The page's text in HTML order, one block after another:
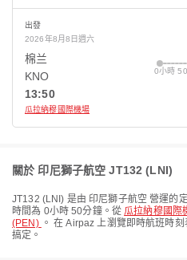
出發
2026年8月8日週六
棉兰
KNO
13:50
瓜拉納穆國際機場
0小時
關於 印尼獅子航空 JT132 (LNI)
JT132 (LNI) 是由印尼獅子航空營運的
時間為 0小時 50分鐘。從瓜拉納穆國際
(PEN) 。 在 Airpaz 上瀏覽即時航班時
搞定。